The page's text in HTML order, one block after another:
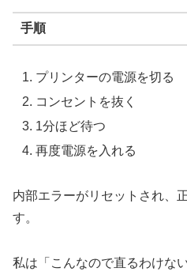
手順
プリンターの電源を切る
コンセントを抜く
1分ほど待つ
再度電源を入れる
内部エラーがリセットされ、
す。
私は「こんなので直るわけな